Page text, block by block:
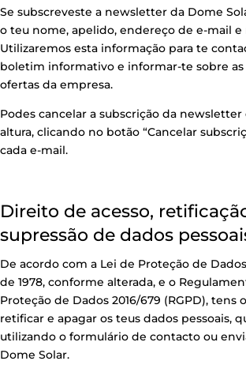
Se subscreveste a newsletter da Dome
o teu nome, apelido, endereço de e-mail
Utilizaremos esta informação para te
boletim informativo e informar-te sobre as
ofertas da empresa.
Podes cancelar a subscrição da
altura, clicando no botão “Cancelar
cada e-mail.
Direito de acesso,
supressão de dados
De acordo com a Lei de Proteção de
de 1978, conforme alterada, e o
Proteção de Dados 2016/679 (RGPD), tens
retificar e apagar os teus dados pessoais,
utilizando o formulário de contacto ou
Dome Solar.